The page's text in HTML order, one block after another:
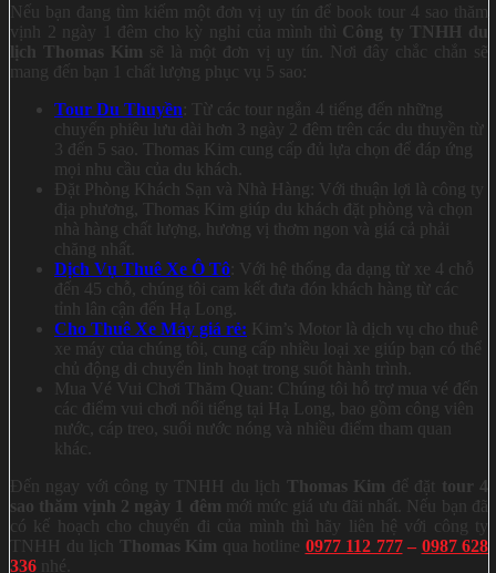
Nếu bạn đang tìm kiếm một đơn vị uy tín để book tour 4 sao thăm
vịnh 2 ngày 1 đêm cho kỳ nghỉ của mình thì C ông ty TNHH du
lịch
Thomas Kim sẽ là một đơn vị uy tín. Nơi đây chắc chắn sẽ
mang đến bạn 1 chất lượng phục vụ 5 sao:
Tour Du Thuyền : Từ các tour ngắn 4 tiếng đến những
chuyến phiêu lưu dài hơn 3 ngày 2 đêm trên các du thuyền từ
3 đến 5 sao. Thomas Kim cung cấp đủ lựa chọn để đáp ứng
mọi nhu cầu của du khách.
Đặt Phòng Khách Sạn và Nhà Hàng: Với thuận lợi là công ty
địa phương, Thomas Kim giúp du khách đặt phòng và chọn
nhà hàng chất lượng, hương vị thơm ngon và giá cả phải
chăng nhất.
Dịch Vụ Thuê Xe Ô Tô : Với hệ thống đa dạng từ xe 4 chỗ
đến 45 chỗ, chúng tôi cam kết đưa đón khách hàng từ các
tỉnh lân cận đến Hạ Long.
Cho Thuê Xe Máy giá rẻ: Kim’s Motor là dịch vụ cho thuê
xe máy của chúng tôi, cung cấp nhiều loại xe giúp bạn có thể
chủ động di chuyển linh hoạt trong suốt hành trình.
Mua Vé Vui Chơi Thăm Quan: Chúng tôi hỗ trợ mua vé đến
các điểm vui chơi nổi tiếng tại Hạ Long, bao gồm công viên
nước, cáp treo, suối nước nóng và nhiều điểm tham quan
khác.
Đến ngay với công ty TNHH du lịch
Thomas Kim để đặt tour 4
sao thăm vịnh 2 ngày 1 đêm mới mức giá ưu đãi nhất. Nếu bạn đã
có kế hoạch cho chuyến đi của mình thì hãy liên hệ với công ty
TNHH du lịch
Thomas Kim qua hotline 0977 112 777– 0987 628
336 nhé.